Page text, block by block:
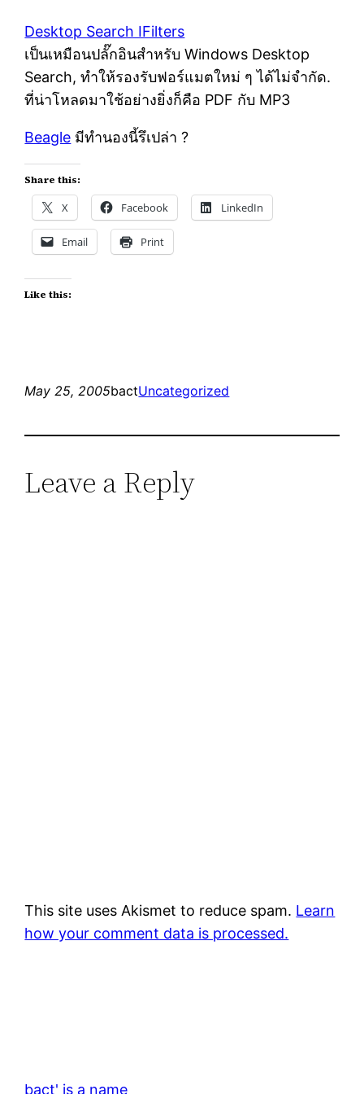
Desktop Search IFilters
เป็นเหมือนปลั๊กอินสำหรับ Windows Desktop
Search, ทำให้รองรับฟอร์แมตใหม่ ๆ ได้ไม่จำกัด.
ที่น่าโหลดมาใช้อย่างยิ่งก็คือ PDF กับ MP3
Beagle มีทำนองนี้รึเปล่า ?
Share this:
X Facebook LinkedIn
Email Print
Like this:
May 25, 2005bactUncategorized
Leave a Reply
This site uses Akismet to reduce spam. Learn
how your comment data is processed.
bact' is a name